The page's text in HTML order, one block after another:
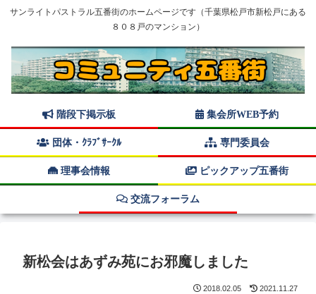
サンライトパストラル五番街のホームページです（千葉県松戸市新松戸にある
８０８戸のマンション）
階段下掲示板 集会所WEB予約
団体・ｸﾗﾌﾞｻｰｸﾙ 専門委員会
理事会情報 ピックアップ五番街
交流フォーラム
新松会はあずみ苑にお邪魔しました
2018.02.05 2021.11.27